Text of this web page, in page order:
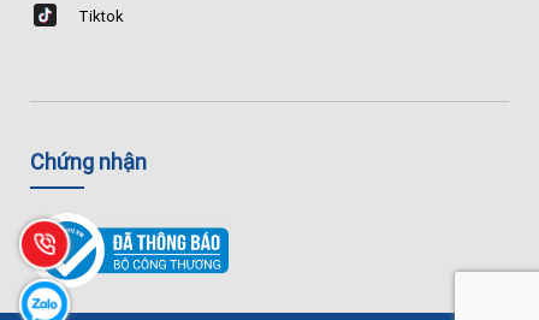
Tiktok
Chứng nhận